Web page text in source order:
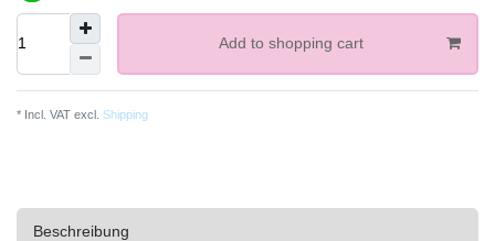
Add to shopping cart
* Incl. VAT excl. Shipping
Beschreibung